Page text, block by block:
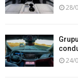
28/
24/